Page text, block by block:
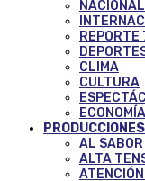
REPORTE
CLIMA
CULTURA
ECONOMÍA
PRODUCCIONES
AL
ALTA